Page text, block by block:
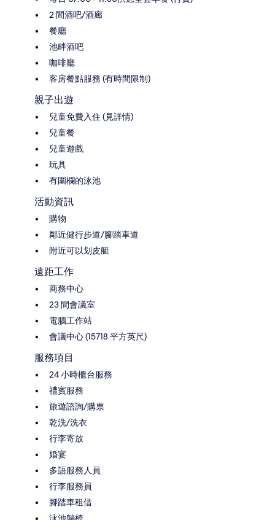
2 間酒吧/酒廊
餐廳
池畔酒吧
咖啡廳
客房餐點服務 (有時間限制)
親子出遊
兒童免費入住 (見詳情)
兒童餐
兒童遊戲
玩具
有圍欄的泳池
活動資訊
購物
鄰近健行步道/腳踏車道
附近可以划皮艇
遠距工作
商務中心
23 間會議室
電腦工作站
會議中心 (15718 平方英尺)
服務項目
24 小時櫃台服務
禮賓服務
旅遊諮詢/購票
乾洗/洗衣
行李寄放
婚宴
多語服務人員
行李服務員
腳踏車租借